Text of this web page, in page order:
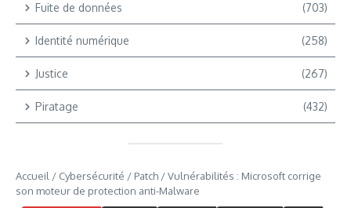
Fuite de données (703)
Identité numérique (258)
Justice (267)
Piratage (432)
Accueil / Cybersécurité / Patch /Vulnérabilités : Microsoft corrige
son moteur de protection anti-Malware